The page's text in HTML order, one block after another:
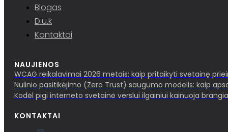
Blogas
D.u.k
Kontaktai
NAUJIENOS
WCAG reikalavimai 2026 metais: kaip pritaikyti svetainę
Nulinio pasitikėjimo (Zero Trust) saugumo modelis: kaip
Kodėl pigi interneto svetainė verslui ilgainiui kainuoja
KONTAKTAI